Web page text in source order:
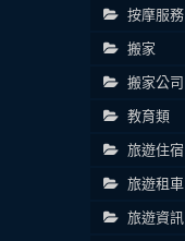
按摩服務
搬家
搬家公司
教育類
旅遊住宿
旅遊租車
旅遊資訊